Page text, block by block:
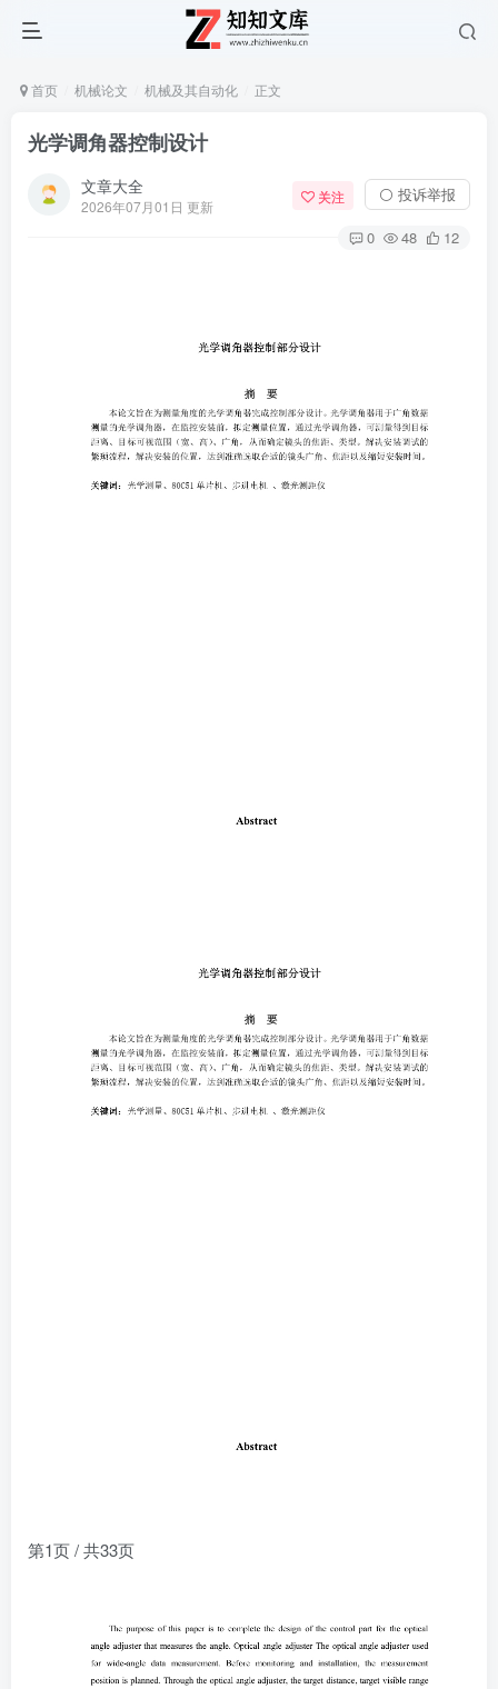
首页 机械论文 机械及其自动化 正文
光学调角器控制设计
文章大全
2026年07月01日 更新
关注 ⚪ 投诉举报
0 48 12
第1页 / 共33页